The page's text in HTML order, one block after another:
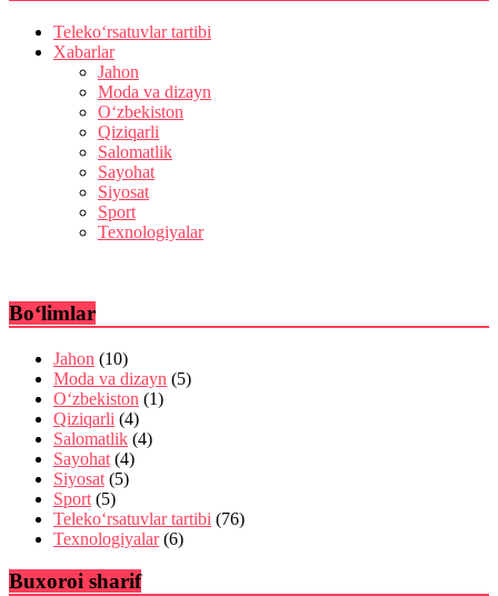
Teleko‘rsatuvlar tartibi
Xabarlar
Jahon
Moda va dizayn
O‘zbekiston
Qiziqarli
Salomatlik
Sayohat
Siyosat
Sport
Texnologiyalar
Bo‘limlar
Jahon (10)
Moda va dizayn (5)
O‘zbekiston (1)
Qiziqarli (4)
Salomatlik (4)
Sayohat (4)
Siyosat (5)
Sport (5)
Teleko‘rsatuvlar tartibi (76)
Texnologiyalar(6)
Buxoroi sharif